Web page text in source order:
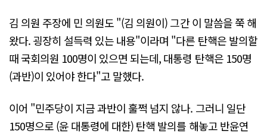
김 의원 주장에 민 의원도 "(김 의원이) 그간 이 말씀을 쭉 해
왔다. 굉장히 설득력 있는 내용"이라며 "다른 탄핵은 발의할
때 국회의원 100명이 있으면 되는데, 대통령 탄핵은 150명
(과반)이 있어야 한다"고 말했다.
이어 "민주당이 지금 과반이 훌쩍 넘지 않나. 그러니 일단
150명으로 (윤 대통령에 대한) 탄핵 발의를 해놓고 반윤연